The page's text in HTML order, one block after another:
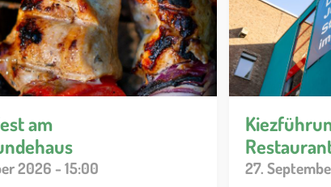
am
2026 - 15:00 27.